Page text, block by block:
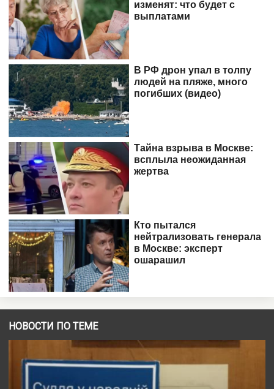
НОВОСТИ ПО ТЕМЕ